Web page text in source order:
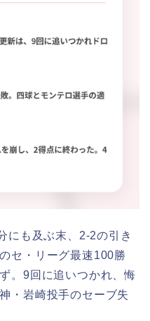
にも及ぶ末、2-2の引き
セ・リーグ最速100勝
。9回に追いつかれ、悔
・岩崎投手のセーブ失